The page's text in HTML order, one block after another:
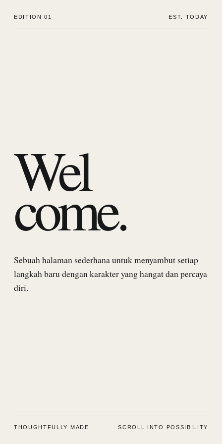
EDITION 01 EST. TODAY
Wel
come.
Sebuah halaman sederhana untuk menyambut setiap
langkah baru dengan karakter yang hangat dan percaya
diri.
THOUGHTFULLY MADE SCROLL INTO POSSIBILITY